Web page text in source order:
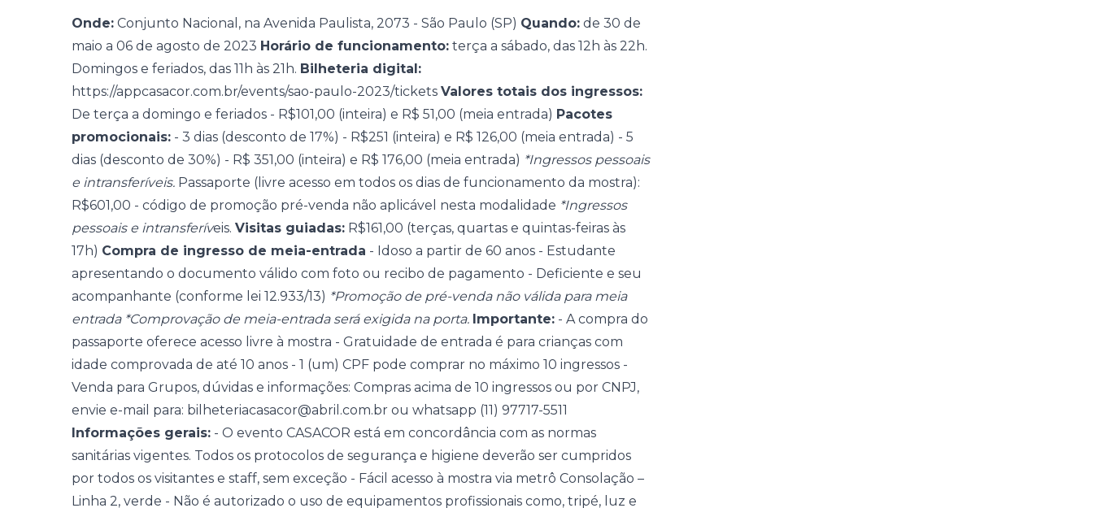
Onde: Conjunto Nacional, na Avenida Paulista, 2073 - São Paulo (SP) Quando: de 30 de
maio a 06 de agosto de 2023 Horário de funcionamento: terça a sábado, das 12h às 22h.
Domingos e feriados, das 11h às 21h. Bilheteria digital:
https://appcasacor.com.br/events/sao-paulo-2023/tickets Valores totais dos ingressos:
De terça a domingo e feriados - R$101,00 (inteira) e R$ 51,00 (meia entrada) Pacotes
promocionais: - 3 dias (desconto de 17%) - R$251 (inteira) e R$ 126,00 (meia entrada) - 5
dias (desconto de 30%) - R$ 351,00 (inteira) e R$ 176,00 (meia entrada) *Ingressos pessoais
e intransferíveis. Passaporte (livre acesso em todos os dias de funcionamento da mostra):
R$601,00 - código de promoção pré-venda não aplicável nesta modalidade *Ingressos
pessoais e intransferíveis. Visitas guiadas: R$161,00 (terças, quartas e quintas-feiras às
17h) Compra de ingresso de meia-entrada - Idoso a partir de 60 anos - Estudante
apresentando o documento válido com foto ou recibo de pagamento - Deficiente e seu
acompanhante (conforme lei 12.933/13) *Promoção de pré-venda não válida para meia
entrada *Comprovação de meia-entrada será exigida na porta. Importante: - A compra do
passaporte oferece acesso livre à mostra - Gratuidade de entrada é para crianças com
idade comprovada de até 10 anos - 1 (um) CPF pode comprar no máximo 10 ingressos -
Venda para Grupos, dúvidas e informações: Compras acima de 10 ingressos ou por CNPJ,
envie e-mail para: bilheteriacasacor@abril.com.br ou whatsapp (11) 97717-5511
Informações gerais: - O evento CASACOR está em concordância com as normas
sanitárias vigentes. Todos os protocolos de segurança e higiene deverão ser cumpridos
por todos os visitantes e staff, sem exceção - Fácil acesso à mostra via metrô Consolação –
Linha 2, verde - Não é autorizado o uso de equipamentos profissionais como, tripé, luz e